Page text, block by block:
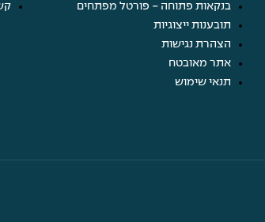
בנקאות פתוחה - פורטל מפתחים
תובענות ייצוגיות
הצהרת נגישות
אתר מאובטח
תנאי שימוש